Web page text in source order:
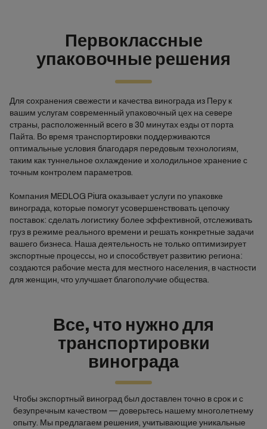
Первоклассные
упаковочные решения
Для сохранения свежести и качества винограда из Перу к
вашим услугам современный упаковочный цех на севере
страны, расположенный всего в 30 минутах езды от порта
Пайта. Во время транспортировки поддерживаются
оптимальные условия благодаря передовым технологиям,
таким как туннельное охлаждение и холодильное хранение с
точным контролем параметров.
Компания MEDLOG Piura оказывает услуги по упаковке
винограда, которые помогут усовершенствовать цепочку
поставок: сделать логистику более эффективной, отслеживать
груз в режиме реального времени и решать конкретные задачи
вашего бизнеса. Наша деятельность не только оптимизирует
экспортные процессы, но и способствует развитию региона:
создаются рабочие места для местного населения, в частности
для женщин, что улучшает благополучие общества.
Все, что нужно для
транспортировки
винограда
Чтобы экспортный виноград был доставлен точно в срок и с
безупречным качеством — доверьтесь нашему многолетнему
опыту. Мы предлагаем решения, учитывающие уникальные